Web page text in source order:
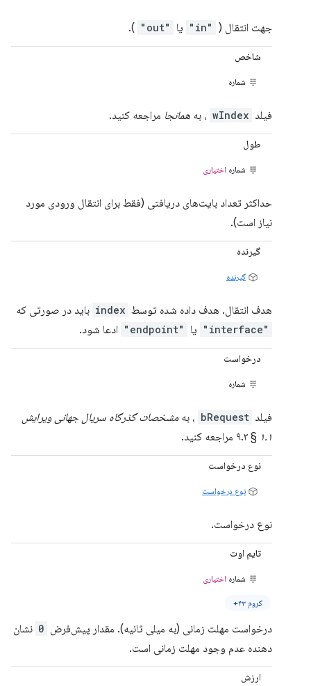
جهت انتقال ( "in" یا "out"
).
شاخص
شماره
فیلد wIndex ، به همانجا مراجعه کنید.
طول
شماره اختیاری
حداکثر تعداد بایت‌های دریافتی (فقط برای انتقال ورودی مورد
نیاز است).
گیرنده
گیرنده
هدف انتقال. هدف داده شده توسط index باید در صورتی که
"interface" یا "endpoint" ادعا شود.
درخواست
شماره
فیلد bRequest ، به مشخصات گذرگاه سریال جهانی ویرایش
۱.۱ § ۹.۳ مراجعه کنید.
نوع درخواست
نوع درخواست
نوع درخواست.
تایم اوت
شماره اختیاری
کروم ۴۳+
درخواست مهلت زمانی (به میلی ثانیه). مقدار پیش‌فرض 0 نشان
دهنده عدم وجود مهلت زمانی است.
ارزش